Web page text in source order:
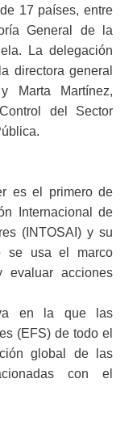
17 países, entre
General de la
La delegación
directora general
Marta Martínez,
del Sector
es el primero de
Internacional de
(INTOSAI) y su
se usa el marco
evaluar acciones
en la que las
(EFS) de todo el
global de las
con el